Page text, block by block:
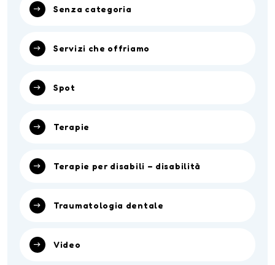
Senza categoria
Servizi che offriamo
Spot
Terapie
Terapie per disabili – disabilità
Traumatologia dentale
Video